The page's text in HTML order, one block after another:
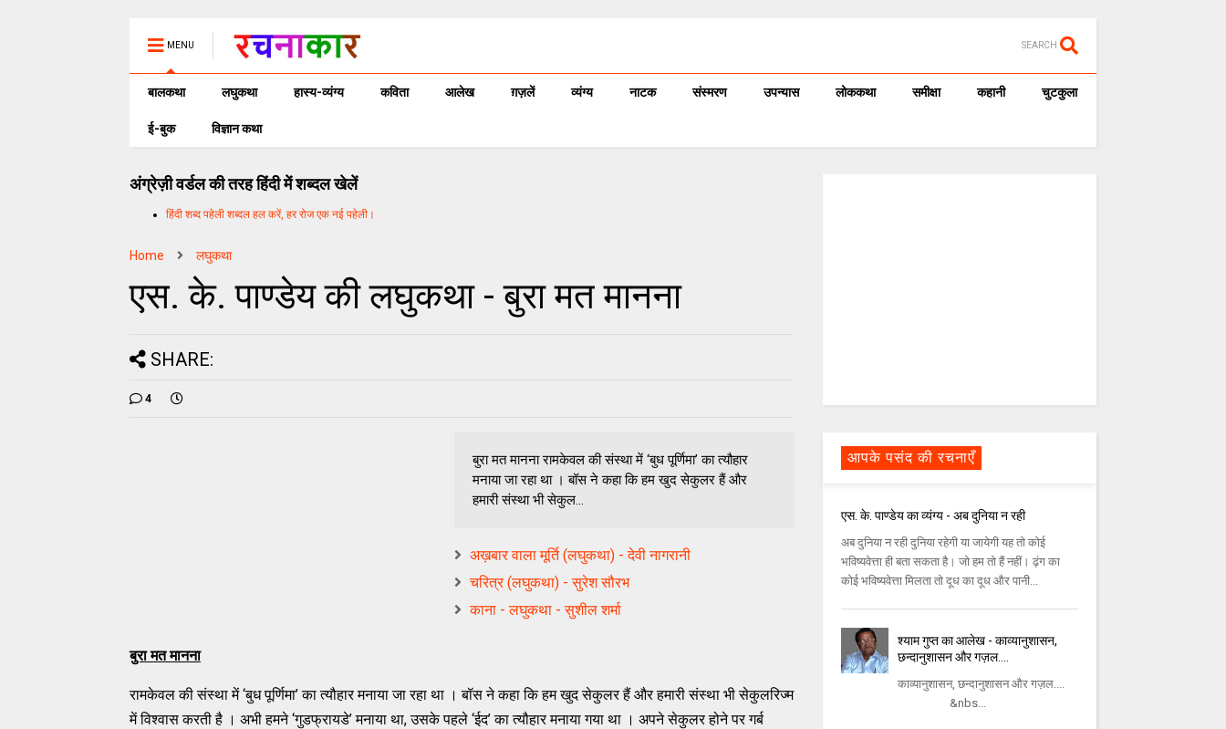
MENU SEARCH
बालकथा लघुकथा हास्य-व्यंग्य कविता आलेख ग़ज़लें व्यंग्य नाटक संस्मरण उपन्यास लोककथा समीक्षा कहानी चुटकुला
ई-बुक विज्ञान कथा
अंग्रेज़ी वर्डल की तरह हिंदी में शब्दल खेलें
हिंदी शब्द पहेली शब्दल हल करें, हर रोज एक नई पहेली।
Home लघुकथा
एस. के. पाण्डेय की लघुकथा - बुरा मत मानना
SHARE:
4
बुरा मत मानना रामकेवल की संस्था में ‘बुध पूर्णिमा’ का त्यौहार
मनाया जा रहा था । बॉस ने कहा कि हम खुद सेकुलर हैं और
हमारी संस्था भी सेकुल...
अख़बार वाला मूर्ति (लघुकथा) - देवी नागरानी
चरित्र (लघुकथा) - सुरेश सौरभ
काना - लघुकथा - सुशील शर्मा
बुरा मत मानना
रामकेवल की संस्था में ‘बुध पूर्णिमा’ का त्यौहार मनाया जा रहा था । बॉस ने कहा कि हम खुद सेकुलर हैं और हमारी संस्था भी सेकुलरिज्म
में विश्वास करती है । अभी हमने ‘गुडफ्रायडे’ मनाया था, उसके पहले ‘ईद’ का त्यौहार मनाया गया था । अपने सेकुलर होने पर गर्ब
आपके पसंद की रचनाएँ
एस. के. पाण्डेय का व्यंग्य - अब दुनिया न रही
अब दुनिया न रही दुनिया रहेगी या जायेगी यह तो कोई
भविष्यवेत्ता ही बता सकता है। जो हम तो हैं नहीं। ढ़ंग का
कोई भविष्यवेत्ता मिलता तो दूध का दूध और पानी...
श्याम गुप्त का आलेख - काव्यानुशासन,
छन्दानुशासन और गज़ल....
काव्यानुशासन, छन्दानुशासन और गज़ल....
&nbs...